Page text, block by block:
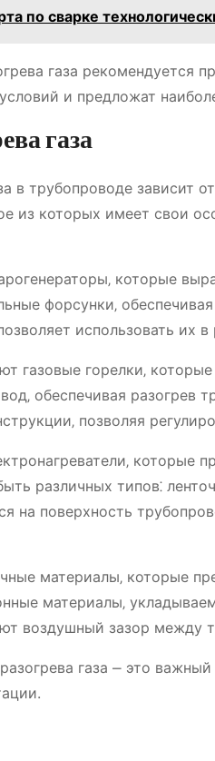
по сварке
газа рекомендуется
и предложат
газа
в трубопроводе зависит
из которых имеет свои
которые
форсунки‚
использовать их в
газовые горелки‚
обеспечивая разогрев
позволяя
которые
различных типов⁚
на поверхность
материалы‚ которые
материалы‚
воздушный зазор
газа ⎼ это